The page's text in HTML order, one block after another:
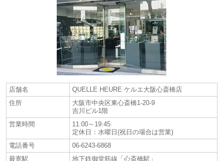
ルトン専用レザーバンドやステンレスバンドなどのパーツも販売してお
り、アフターサービスも充実しております。
120本以上のラインナップを展開中！
定番売れ筋ラインナップだけでなく、カーキ、レディースなども潤沢に
ご用意しております。
≪時計専門店でのハミルトンプレミアムショップだからこそ出来ること
＊当店でお買上げの腕時計はいつでも腕周り「サイズ調整無料」
＊当店でお買上げの腕時計はいつでも「磁気抜き無料」
＊当店でお買上げの腕時計はいつでもタイムグラファーによる機械式時
計の精度や状態を数値化して測定をする「診断無料」
百貨店や大手チェーン店にはない、当店 (時計専門店) の特別なサービス
をご用意しております。
詳しくは、こちらをクリック！(https://ケルエプレミアムショップ/HAMI
店舗名
QUELLE HEURE ケルエ大阪心斎橋店
住所
大阪市中央区東心斎橋1-20-9
吉川ビル1階
営業時間
11:00～19:45
定休日：水曜日(祝日の場合は営業)
電話番号
06-6243-6868
最寄駅
地下鉄御堂筋線「心斎橋駅」